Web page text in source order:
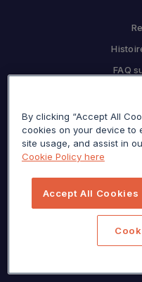
FAQ
Travaillez en
Centre
By clicking “Accept All
cookies on your device to
site usage, and assist in
Cookie Policy here
Accept All Cookies